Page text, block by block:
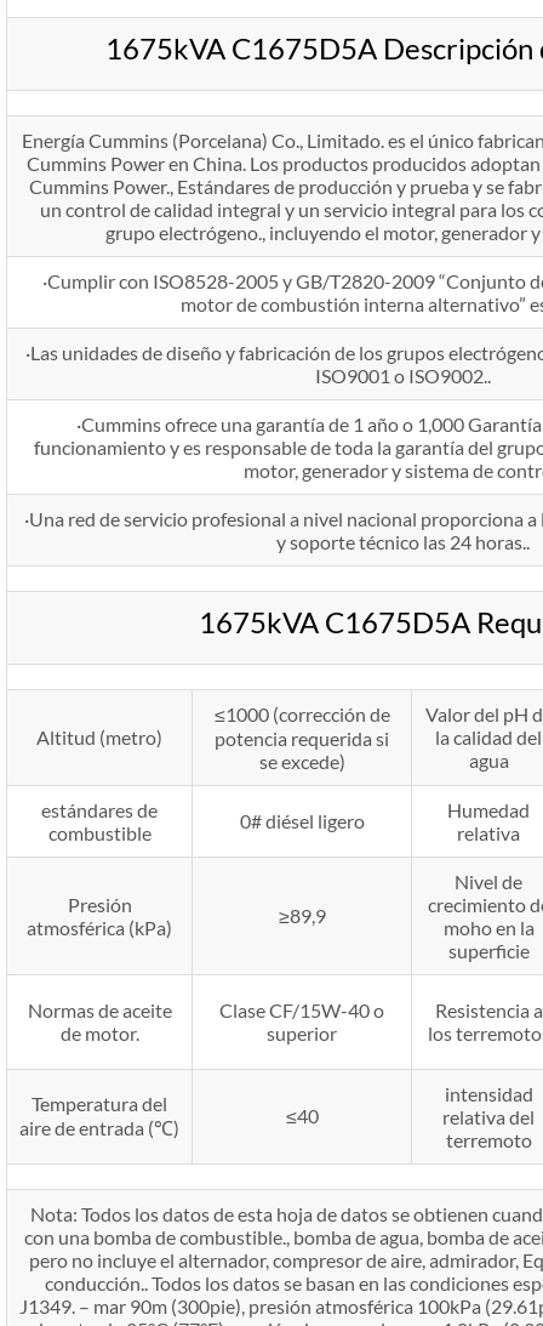
1675kVA C1675D5A Descripción
Energía Cummins (Porcelana) Co., Limitado. es el único
Cummins Power en China. Los productos producidos
Cummins Power., Estándares de producción y prueba y se
un control de calidad integral y un servicio integral para los
grupo electrógeno., incluyendo el motor, generador
·Cumplir con ISO8528-2005 y GB/T2820-2009 “Conjunto
motor de combustión interna alternativo”
·Las unidades de diseño y fabricación de los grupos
ISO9001 o ISO9002..
·Cummins ofrece una garantía de 1 año o 1,000
funcionamiento y es responsable de toda la garantía del
motor, generador y sistema de
·Una red de servicio profesional a nivel nacional proporciona
y soporte técnico las 24 horas..
1675kVA C1675D5A
Altitud (metro)
≤1000 (corrección de
potencia requerida si
se excede)
Valor del pH
la calidad del
agua
estándares de
combustible
0# diésel ligero
Humedad
relativa
Presión
atmosférica (kPa)
≥89,9
Nivel de
crecimiento
moho en la
superficie
Normas de aceite
de motor.
Clase CF/15W-40 o
superior
Resistencia a
los
Temperatura del
aire de entrada (℃)
≤40
intensidad
relativa del
terremoto
Nota: Todos los datos de esta hoja de datos se obtienen
con una bomba de combustible., bomba de agua, bomba de
pero no incluye el alternador, compresor de aire, admirador,
conducción.. Todos los datos se basan en las condiciones
J1349. – mar 90m (300pie), presión atmosférica 100kPa